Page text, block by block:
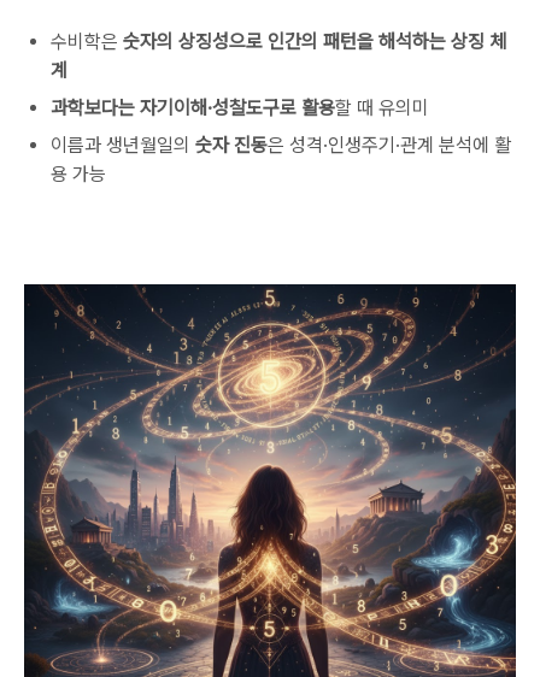
수비학은 숫자의 상징성으로 인간의 패턴을 해석하는 상징 체
계
과학보다는 자기이해·성찰도구로 활용할 때 유의미
이름과 생년월일의 숫자 진동은 성격·인생주기·관계 분석에 활
용 가능